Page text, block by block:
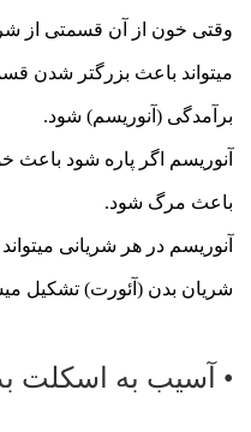
وقتی خون از آن قسمتی از
میتواند باعث بزرگتر شدن
برآمدگی (آنوریسم) شود.
آنوریسم اگر پاره شود باعث
باعث مرگ شود.
آنوریسم در هر شریانی
شریان بدن (آئورت) تشکیل
• آسیب به اسکلت